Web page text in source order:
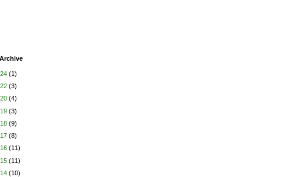
(1)
(3)
(4)
(3)
(9)
(8)
(11)
(11)
(10)